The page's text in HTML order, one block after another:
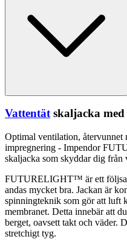
Vattentätskaljacka med
Optimal ventilation, återvunnet
impregnering - Impendor
skaljacka som skyddar dig från
FUTURELIGHT™ är ett
andas mycket bra. Jackan är
spinningteknik som gör att luft
membranet. Detta innebär att
berget, oavsett takt och väder.
stretchigt tyg.